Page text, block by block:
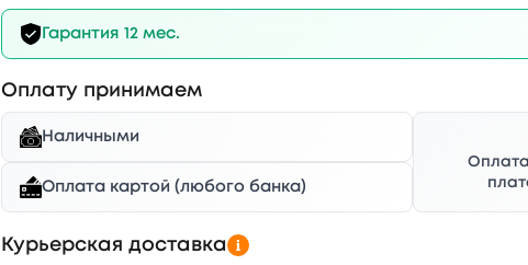
Гарантия 12 мес.
Оплату принимаем
Наличными
Оплата картой (любого банка)
Курьерская доставка